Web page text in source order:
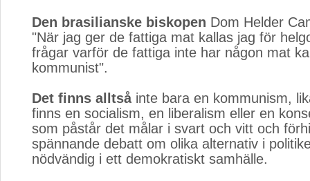
Den brasilianske biskopen Dom Helder
"När jag ger de fattiga mat kallas jag för
frågar varför de fattiga inte har någon mat
kommunist".
Det finns alltsåinte bara en kommunism,
finns en socialism, en liberalism eller en
som påstår det målar i svart och vitt och
spännande debatt om olika alternativ i
nödvändig i ett demokratiskt samhälle.